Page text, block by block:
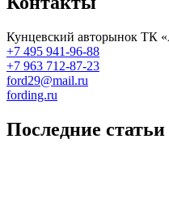
Кунцевский авторынок ТК
+7 495 941-96-88
+7 963 712-87-23
ford29@mail.ru
fording.ru
Последние статьи